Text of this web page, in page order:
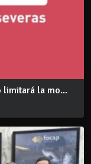
limitará la mo...